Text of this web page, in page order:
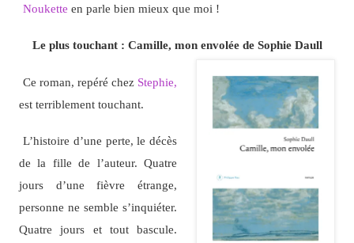
Noukette en parle bien mieux que moi !
Le plus touchant : Camille, mon envolée de Sophie Daull
Ce roman, repéré chez Stephie,
est terriblement touchant.
L’histoire d’une perte, le décès
de la fille de l’auteur. Quatre
jours d’une fièvre étrange,
personne ne semble s’inquiéter.
Quatre jours et tout bascule.